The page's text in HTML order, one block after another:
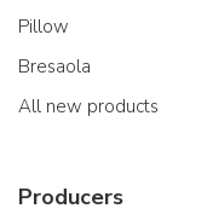
Pillow
Bresaola
All new products
Producers